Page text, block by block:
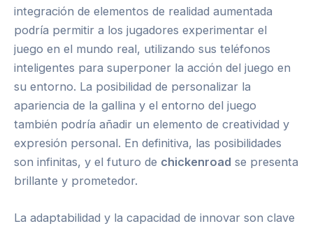
integración de elementos de realidad aumentada
podría permitir a los jugadores experimentar el
juego en el mundo real, utilizando sus teléfonos
inteligentes para superponer la acción del juego en
su entorno. La posibilidad de personalizar la
apariencia de la gallina y el entorno del juego
también podría añadir un elemento de creatividad y
expresión personal. En definitiva, las posibilidades
son infinitas, y el futuro de chickenroad se presenta
brillante y prometedor.
La adaptabilidad y la capacidad de innovar son clave